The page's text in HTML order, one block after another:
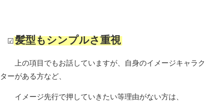
☑ 髪型もシンプルさ重視
上の項目でもお話していますが、自身のイメージキャラク
ターがある方など、
イメージ先行で押していきたい等理由がない方は、